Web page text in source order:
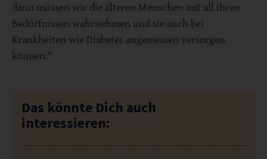
dann müssen wir die älteren Menschen mit all ihren
Bedürfnissen wahrnehmen und sie auch bei
Krankheiten wie Diabetes angemessen versorgen
können.“
Das könnte Dich auch
interessieren: